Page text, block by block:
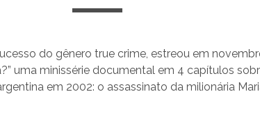
do gênero true crime, estreou em
uma minissérie documental em 4 capítulos
em 2002: o assassinato da milionária